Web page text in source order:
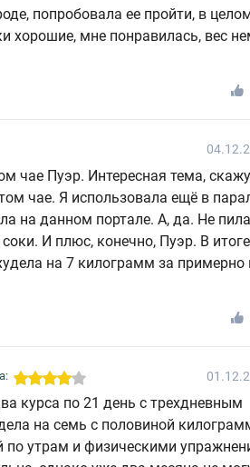
попробовала ее пройти, в
хорошие, мне понравилась, вес
чае Пуэр. Интересная тема,
чае. Я использовала ещё в
на данном портале. А, да. Не
И плюс, конечно, Пуэр. В
на 7 килограмм за примерно
курса по 21 день с трехдневным
на семь с половиной
по утрам и физическими